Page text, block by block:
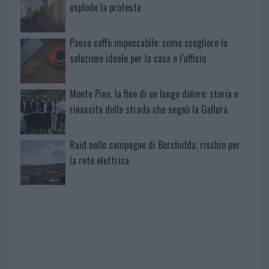
esplode la protesta
Pausa caffè impeccabile: come scegliere la
soluzione ideale per la casa e l’ufficio
Monte Pino, la fine di un lungo dolore: storia e
rinascita della strada che segnò la Gallura
Raid nelle campagne di Berchidda, rischio per
la rete elettrica